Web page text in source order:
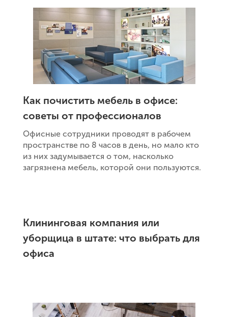
Как почистить мебель в офисе:
советы от профессионалов
Офисные сотрудники проводят в рабочем
пространстве по 8 часов в день, но мало кто
из них задумывается о том, насколько
загрязнена мебель, которой они пользуются.
Клининговая компания или
уборщица в штате: что выбрать для
офиса